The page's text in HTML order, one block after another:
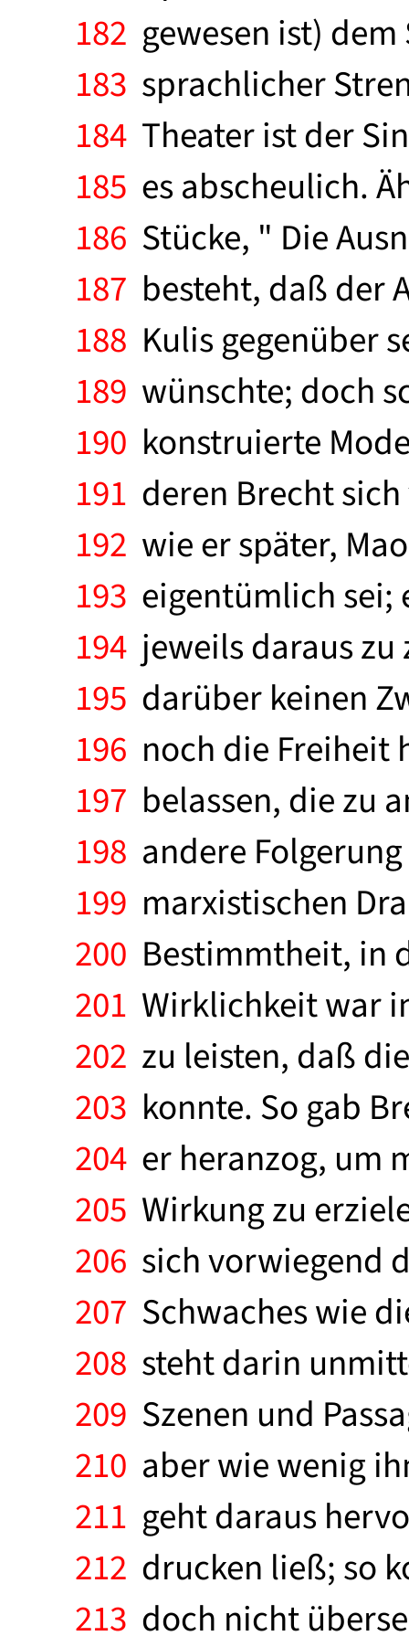
182 gewesen ist)
183 sprachlicher
184 Theater ist der
185 es abscheulich.
186 Stücke, " Die
187 besteht, daß der
188 Kulis gegenüber
189 wünschte; doch
190 konstruierte
191 deren Brecht
192 wie er später,
193 eigentümlich sei;
194 jeweils daraus
195 darüber keinen
196 noch die Freiheit
197 belassen, die zu
198 andere
199 marxistischen
200 Bestimmtheit, in
201 Wirklichkeit war
202 zu leisten, daß
203 konnte. So gab
204 er heranzog, um
205 Wirkung zu
206 sich vorwiegend
207 Schwaches wie
208 steht darin
209 Szenen und
210 aber wie wenig
211 geht daraus
212 drucken ließ; so
213 doch nicht